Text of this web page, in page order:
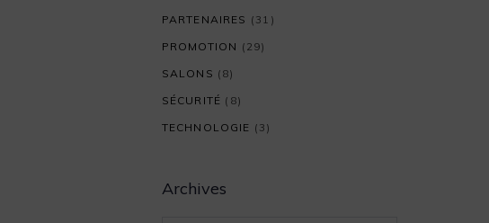
PARTENAIRES (31)
PROMOTION (29)
SALONS (8)
SÉCURITÉ (8)
TECHNOLOGIE (3)
Archives